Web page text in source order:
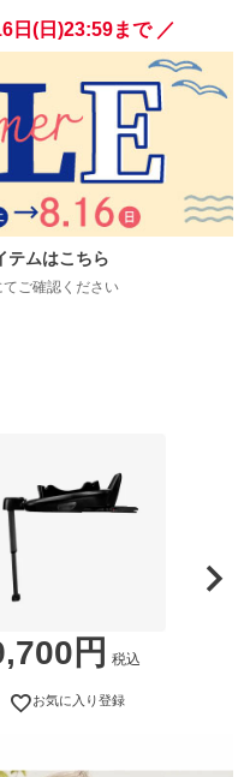
日(日)23:59まで ／
テムはこちら
ご確認ください
税込
お気に入り登録